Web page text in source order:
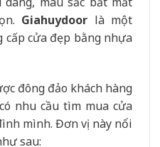
Giahuydoor là một
cửa đẹp bằng nhựa
đông đảo khách hàng
nhu cầu tìm mua cửa
mình. Đơn vị này nổi
sau: